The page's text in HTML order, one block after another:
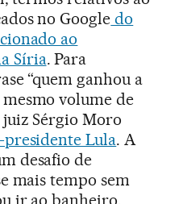
no Google do
ao
Síria. Para
“quem ganhou a
mesmo volume de
juiz Sérgio Moro
Lula. A
desafio de
mais tempo sem
ir ao banheiro,